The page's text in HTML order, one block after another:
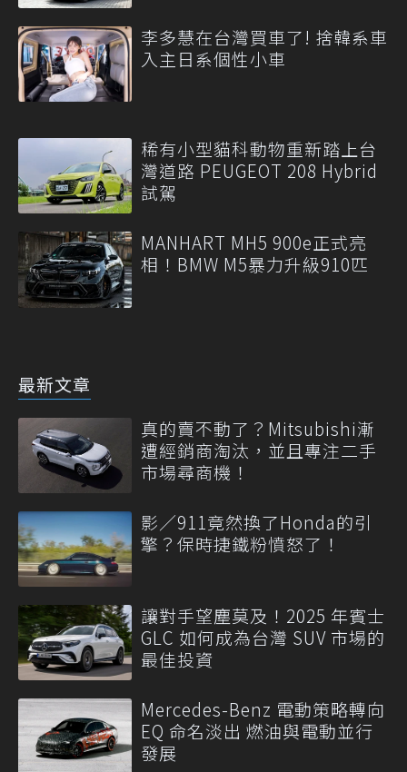
李多慧在台灣買車了! 捨韓系車
入主日系個性小車
稀有小型貓科動物重新踏上台
灣道路 PEUGEOT 208 Hybrid
試駕
MANHART MH5 900e正式亮
相！BMW M5暴力升級910匹
最新文章
真的賣不動了？Mitsubishi漸
遭經銷商淘汰，並且專注二手
市場尋商機！
影／911竟然換了Honda的引
擎？保時捷鐵粉憤怒了！
讓對手望塵莫及！2025 年賓士
GLC 如何成為台灣 SUV 市場的
最佳投資
Mercedes-Benz 電動策略轉向
EQ 命名淡出 燃油與電動並行
發展